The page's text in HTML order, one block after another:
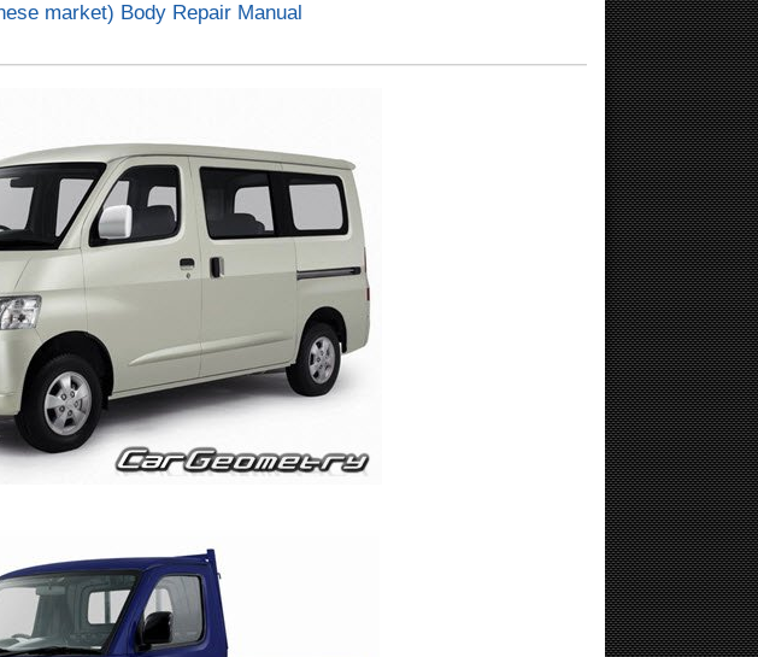
market) Body Repair Manual